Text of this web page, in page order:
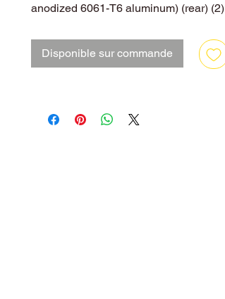
anodized 6061-T6 aluminum) (rear) (2)
Disponible sur commande